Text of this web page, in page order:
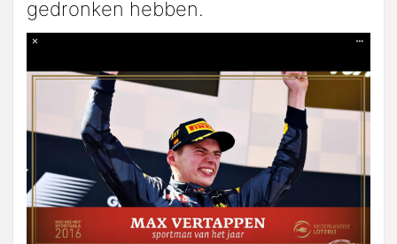
gedronken hebben.